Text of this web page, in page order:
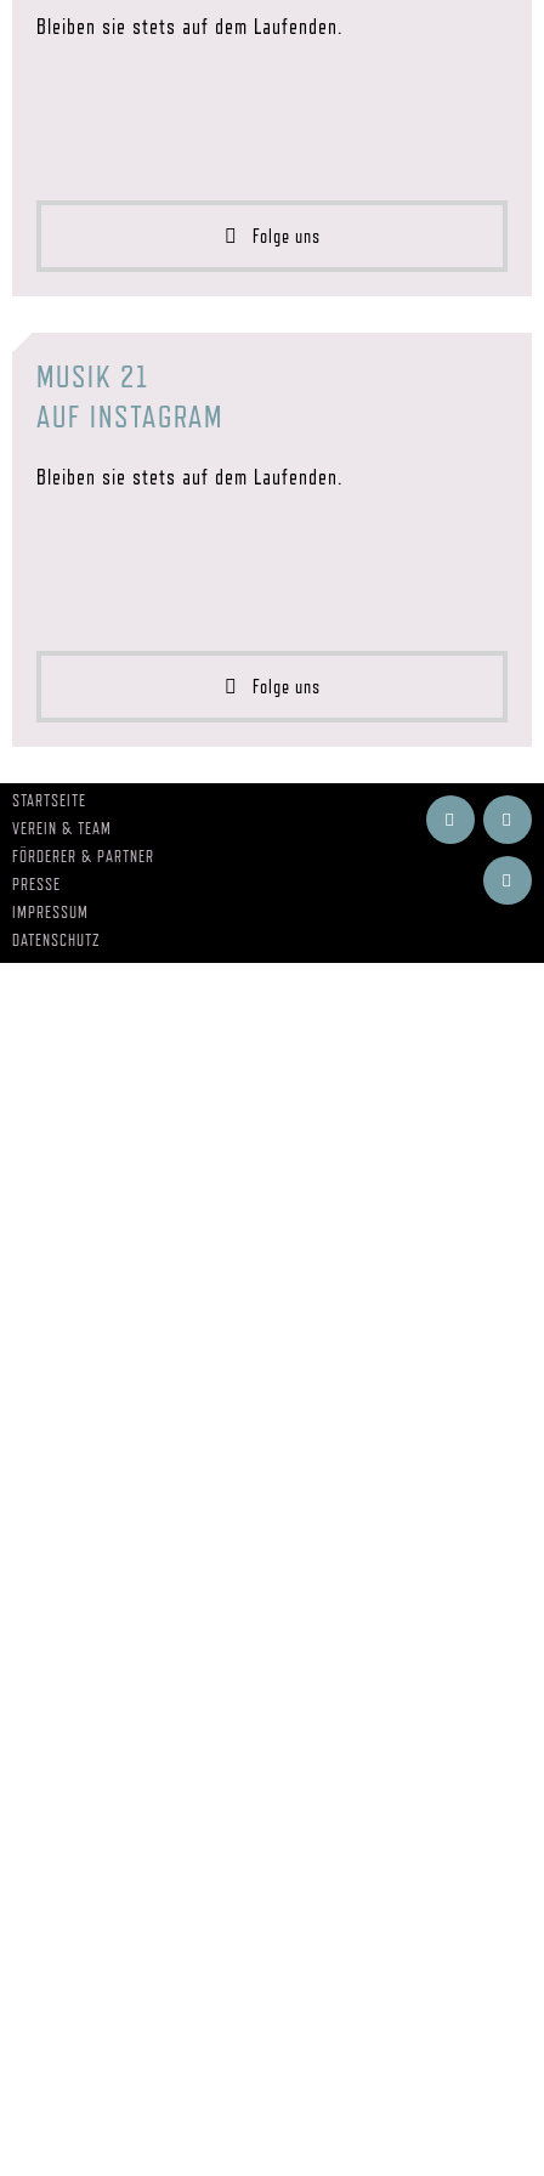
Bleiben sie stets auf dem Laufenden.
Folge uns
MUSIK 21
AUF INSTAGRAM
Bleiben sie stets auf dem Laufenden.
Folge uns
STARTSEITE
VEREIN & TEAM
FÖRDERER & PARTNER
PRESSE
IMPRESSUM
DATENSCHUTZ